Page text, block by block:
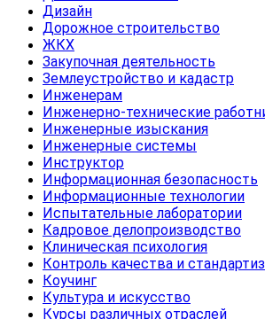
Дизайн
Дорожное строительство
ЖКХ
Закупочная деятельность
Землеустройство и кадастр
Инженерам
Инженерно-технические
Инженерные изыскания
Инженерные системы
Инструктор
Информационная безопасность
Информационные технологии
Испытательные лаборатории
Кадровое делопроизводство
Клиническая психология
Контроль качества и
Коучинг
Культура и искусство
Курсы различных отраслей